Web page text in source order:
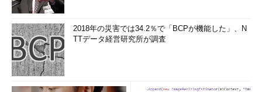
2018年の災害では34.2％で「BCPが機能した」、N
TTデータ経営研究所が調査